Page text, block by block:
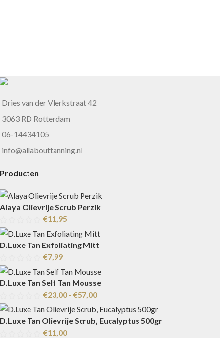
Dries van der Vlerkstraat 42
3063 RD Rotterdam
06-14434105
info@allabouttanning.nl
Producten
Alaya Olievrije Scrub Perzik
€11,95
D.Luxe Tan Exfoliating Mitt
€7,99
D.Luxe Tan Self Tan Mousse
€23,00 - €57,00
D.Luxe Tan Olievrije Scrub, Eucalyptus 500gr
€11,00